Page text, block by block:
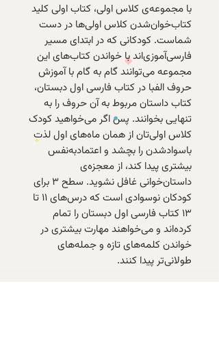
با مجموعه‌ی کلاس اولی، کتاب اولی کلید
کتاب‌خوان‌شدن کلاس اولی‌ها در دست
شماست. کودکانی که در ابتدای مسیر
فارسی‌آموزی‌اند با خواندن کتاب‌های این
مجموعه می‌توانند گام به گام با آموزش
حروف الفبا در کتاب فارسی اول دبستان،
کتاب داستان مربوط به آن حروف را به
تنهایی بخوانند. پس اگر می‌خواهید کودک
کلاس اولی‌تان از همان ماه‌های اول لذت
باسوادشدن را بچشد و اعتمادبه‌نفس
بیشتری پیدا کند، از معجزه‌ی
داستان‌خوانی غافل نشوید. سطح ۳ برای
کودکان نوسوادی است که درس‌های ۱۱ تا
۱۳ کتاب فارسی اول دبستان را تمام
کرده‌اند و می‌خواهند مهارت بیشتری در
خواندن کلمه‌های تازه و جمله‌های
طولانی‌تر پیدا کنند.